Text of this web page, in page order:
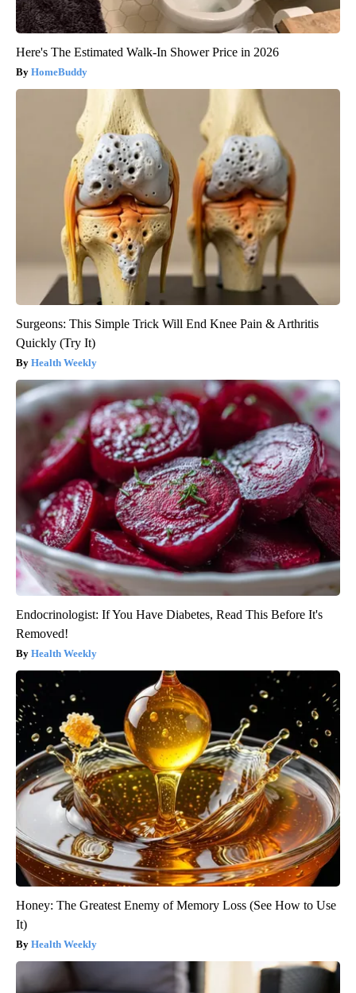
Here's The Estimated Walk-In Shower Price in 2026
HomeBuddy
Surgeons: This Simple Trick Will End Knee Pain & Arthritis
Quickly (Try It)
Health Weekly
Endocrinologist: If You Have Diabetes, Read This Before It's
Removed!
Health Weekly
Honey: The Greatest Enemy of Memory Loss (See How to Use
It)
Health Weekly